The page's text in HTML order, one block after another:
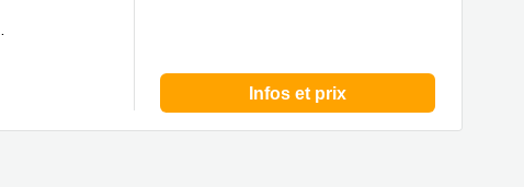
Infos et prix